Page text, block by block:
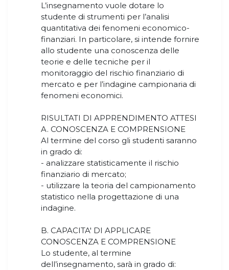
L’insegnamento vuole dotare lo
studente di strumenti per l’analisi
quantitativa dei fenomeni economico-
finanziari. In particolare, si intende fornire
allo studente una conoscenza delle
teorie e delle tecniche per il
monitoraggio del rischio finanziario di
mercato e per l’indagine campionaria di
fenomeni economici.
RISULTATI DI APPRENDIMENTO ATTESI
A. CONOSCENZA E COMPRENSIONE
Al termine del corso gli studenti saranno
in grado di:
- analizzare statisticamente il rischio
finanziario di mercato;
- utilizzare la teoria del campionamento
statistico nella progettazione di una
indagine.
B. CAPACITA' DI APPLICARE
CONOSCENZA E COMPRENSIONE
Lo studente, al termine
dell’insegnamento, sarà in grado di: